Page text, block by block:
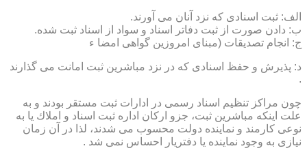
الف: ثبت اسنادی كه نزد آنان می آورند.
ب: دادن صورت از ثبت دفاتر اسناد و سواد از اسناد ثبت شده.
ج: انجام تصدیقات (مبنای امروزین گواهی امضا ء
د: پذیرش و حفظ اسنادی كه در نزد مباشرین ثبت امانت می گذارند
.
چون مراكز تنظیم اسناد رسمی در ادارات ثبت مستقر بودند و به
علت اینكه مباشرین ثبت، جزو اركان اداره ثبت اسناد و املاك یا به
نوعی كارمند و نماینده دولت محسوب می شدند، لذا در آن زمان
نیازی به وجود نماینده یا دفتریار احساس نمی شد .